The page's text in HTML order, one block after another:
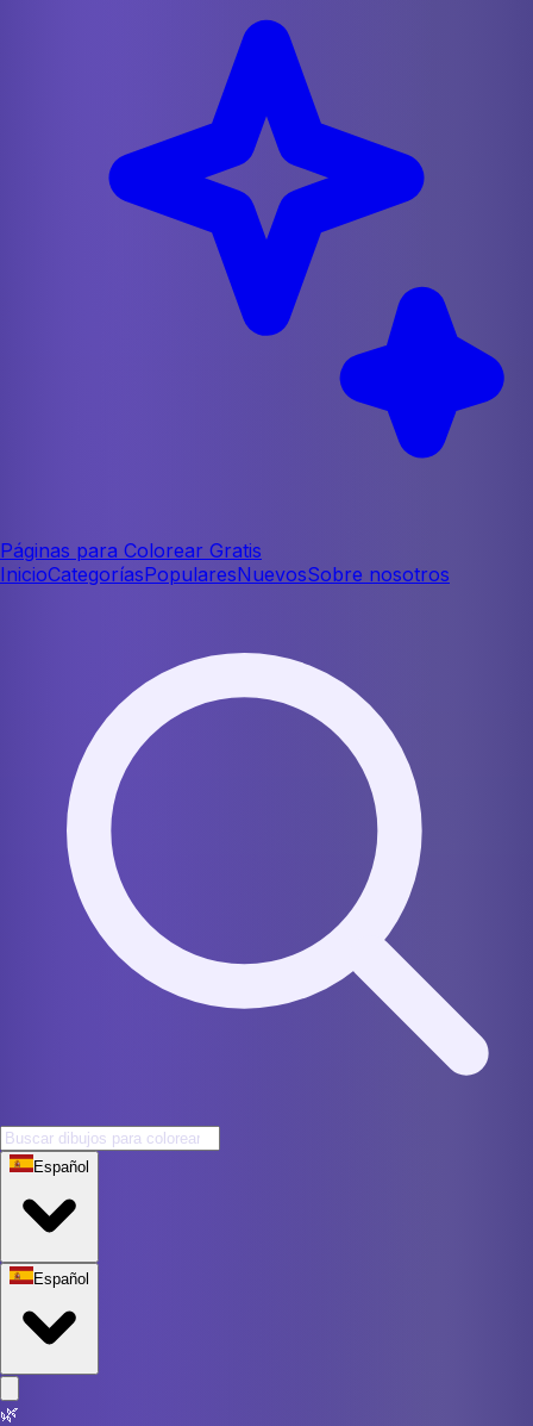
Páginas para Colorear Gratis
InicioCategoríasPopularesNuevosSobre nosotros
Español
Español
🌿